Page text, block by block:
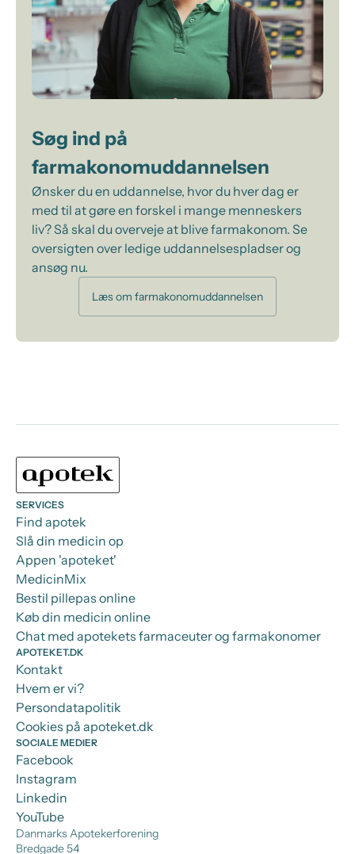
Søg ind på
farmakonomuddannelsen
Ønsker du en uddannelse, hvor du hver dag er
med til at gøre en forskel i mange menneskers
liv? Så skal du overveje at blive farmakonom. Se
oversigten over ledige uddannelsespladser og
ansøg nu.
Læs om farmakonomuddannelsen
Danmarks Apotekerforening
Bredgade 54
SERVICES
Find apotek
Slå din medicin op
Appen 'apoteket'
MedicinMix
Bestil pillepas online
Køb din medicin online
Chat med apotekets farmaceuter og farmakonomer
APOTEKET.DK
Kontakt
Hvem er vi?
Persondatapolitik
Cookies på apoteket.dk
SOCIALE MEDIER
Facebook
Instagram
Linkedin
YouTube